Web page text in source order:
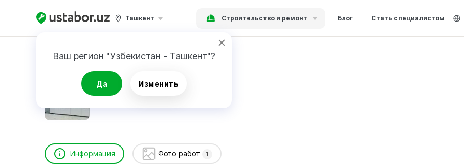
Ташкент Строительство и ремонт Блог Стать специалистом
Ваш регион "Узбекистан - Ташкент"?
Да Изменить
Главная Строительство и ремонт Мадина
Мадина
Информация Фото работ 1